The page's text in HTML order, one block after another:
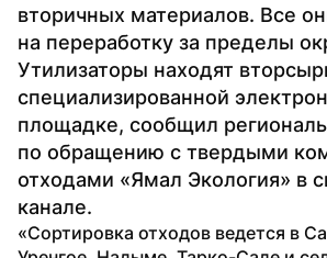
вторичных материалов. Все
на переработку за пределы
Утилизаторы находят
специализированной
площадке, сообщил
по обращению с твердыми
отходами «Ямал Экология» в
канале.
«Сортировка отходов ведется в